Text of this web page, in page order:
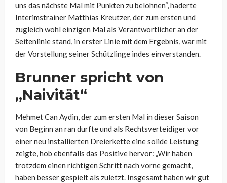
uns das nächste Mal mit Punkten zu belohnen“, haderte
Interimstrainer Matthias Kreutzer, der zum ersten und
zugleich wohl einzigen Mal als Verantwortlicher an der
Seitenlinie stand, in erster Linie mit dem Ergebnis, war mit
der Vorstellung seiner Schützlinge indes einverstanden.
Brunner spricht von
„Naivität“
Mehmet Can Aydin, der zum ersten Mal in dieser Saison
von Beginn an ran durfte und als Rechtsverteidiger vor
einer neu installierten Dreierkette eine solide Leistung
zeigte, hob ebenfalls das Positive hervor: „Wir haben
trotzdem einen richtigen Schritt nach vorne gemacht,
haben besser gespielt als zuletzt. Insgesamt haben wir gut